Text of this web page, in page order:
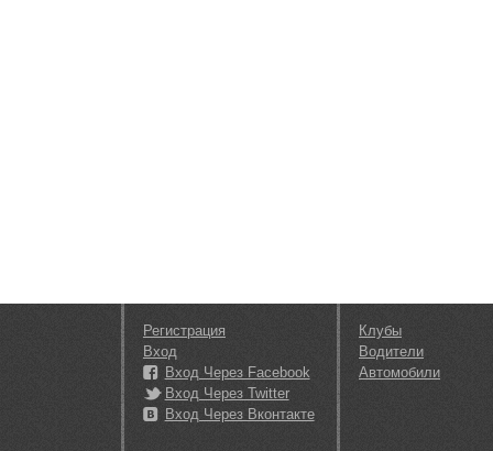
Регистрация
Вход
Вход Через Facebook
Вход Через Twitter
Вход Через Вконтакте
Клубы
Водители
Автомобили